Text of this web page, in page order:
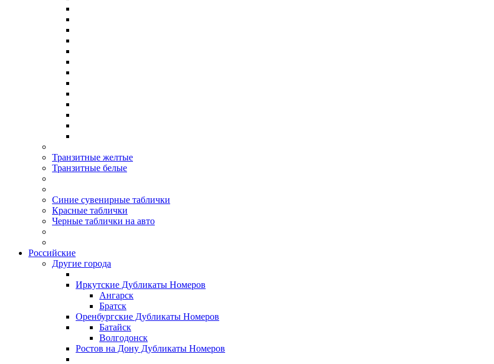
Транзитные желтые
Транзитные белые
Синие сувенирные таблички
Красные таблички
Черные таблички на авто
Российские
Другие города
Иркутские Дубликаты Номеров
Ангарск
Братск
Оренбургские Дубликаты Номеров
Батайск
Волгодонск
Ростов на Дону Дубликаты Номеров